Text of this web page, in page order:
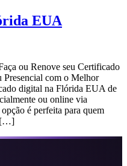
EUA
ou Renove seu Certificado
com o Melhor
digital na Flórida EUA de
ou online via
é perfeita para quem
[…]